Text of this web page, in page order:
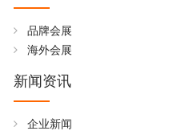
品牌会展
海外会展
新闻资讯
企业新闻